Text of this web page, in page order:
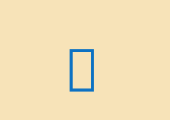
